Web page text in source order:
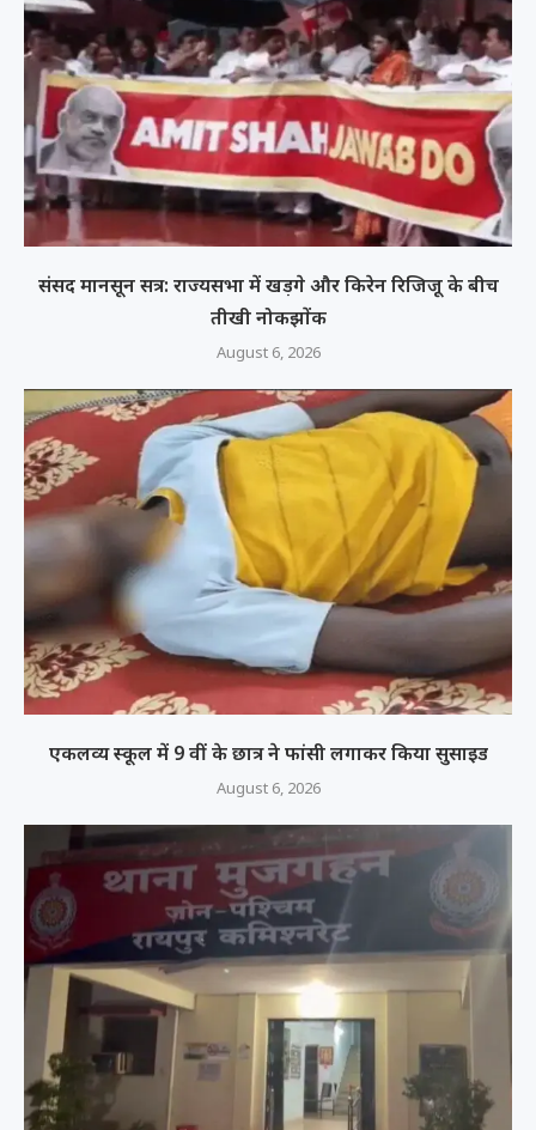
संसद मानसून सत्र: राज्यसभा में खड़गे और किरेन रिजिजू के बीच
तीखी नोकझोंक
August 6, 2026
एकलव्य स्कूल में 9 वीं के छात्र ने फांसी लगाकर किया सुसाइड
August 6, 2026